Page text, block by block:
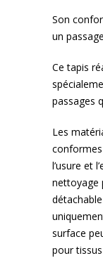
Son
un
Ce tapis
passages
Les
l’usure et
nettoyage
surface
pour